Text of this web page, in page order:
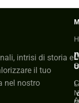
intrisi di storia e
il tuo
nel nostro